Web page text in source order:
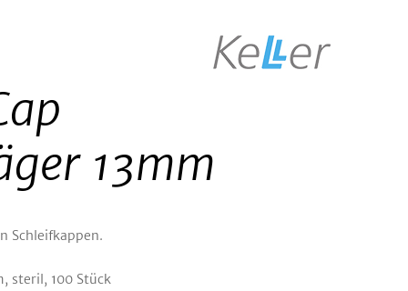
13mm
Schleifkappen.
steril, 100 Stück